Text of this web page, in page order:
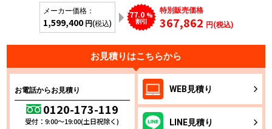
メーカー価格：
1,599,400 円(税込)
77.0 %
割引
特別販売価格
367,862 円(税込)
お見積りはこちらから
お電話からお見積り
0120-173-119
受付：9:00～19:00(土日祝除く)
WEB 見積り
LINE見積り